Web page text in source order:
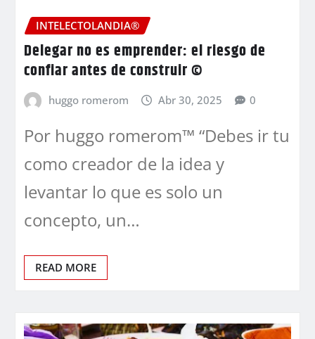
INTELECTOLANDIA®
Delegar no es emprender: el riesgo de
confiar antes de construir ©
huggo romerom Abr 30, 2025 0
Por huggo romerom™ “Debes ir tu
como creador de la idea y
levantar lo que es solo un
concepto, un…
READ MORE